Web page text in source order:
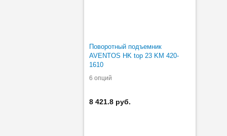
Поворотный подъемник
AVENTOS HK top 23 KM 420-
1610
6 опций
8 421.8 руб.